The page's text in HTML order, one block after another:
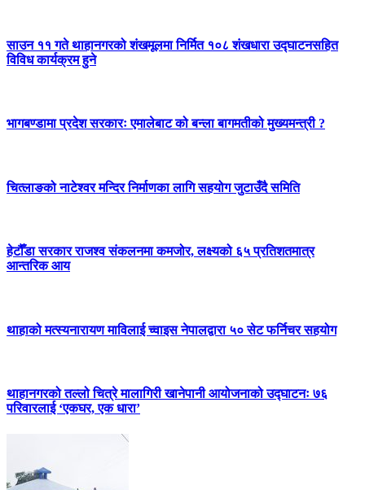
साउन ११ गते थाहानगरको शंखमूलमा निर्मित १०८ शंखधारा उद्घाटनसहित
विविध कार्यक्रम हुने
भागबण्डामा प्रदेश सरकारः एमालेबाट को बन्ला बागमतीको मुख्यमन्त्री ?
चित्लाङको नाटेश्वर मन्दिर निर्माणका लागि सहयोग जुटाउँदै समिति
हेटौँडा सरकार राजश्व संकलनमा कमजोर, लक्ष्यको ६५ प्रतिशतमात्र
आन्तरिक आय
थाहाको मत्स्यनारायण माविलाई च्वाइस नेपालद्वारा ५० सेट फर्निचर सहयोग
थाहानगरको तल्लो चित्रे मालागिरी खानेपानी आयोजनाको उद्घाटनः ७६
परिवारलाई ‘एकघर, एक धारा’